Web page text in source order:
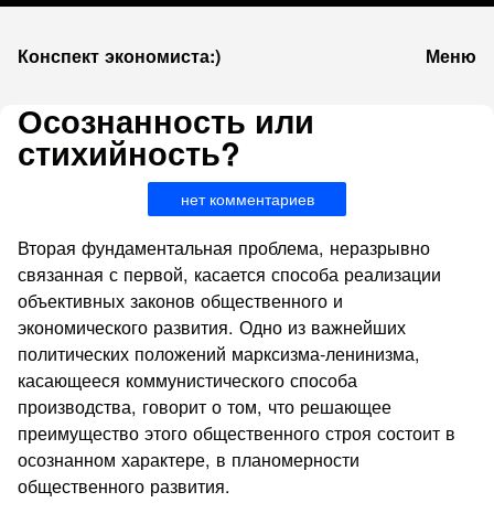
Конспект экономиста:) Меню
Осознанность или
стихийность?
нет комментариев
Вторая фундаментальная проблема, неразрывно
связанная с первой, касается способа реализации
объективных законов общественного и
экономического развития. Одно из важнейших
политических положений марксизма-ленинизма,
касающееся коммунистического способа
производства, говорит о том, что решающее
преимущество этого общественного строя состоит в
осознанном характере, в планомерности
общественного развития.